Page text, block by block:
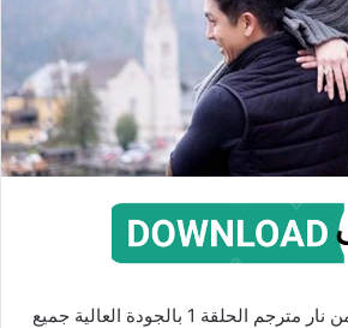
شاهد مسلسل امرأة من نار مترجم الحلقة 1 بالجودة العالية جميع